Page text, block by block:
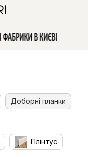
Доборні планки
Плінтус